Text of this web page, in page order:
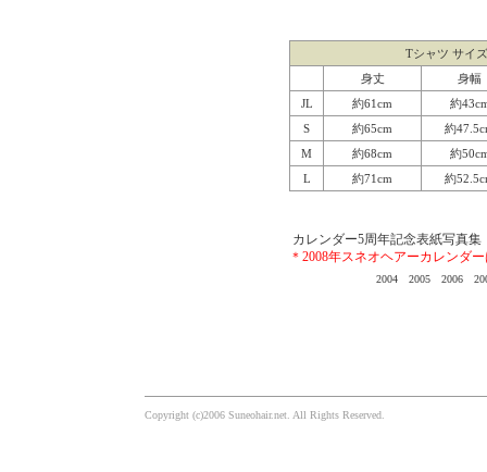
Tシャツ サイ
身丈
身幅
JL
約61cm
約
S
約65cm
約
M
約68cm
約
L
約71cm 約
カレンダー5周年記念表紙写真集
＊2008年スネオヘアーカレンダ
2004 2005 2006
Copyright (c)2006 Suneohair.net. All Rights Reserved.